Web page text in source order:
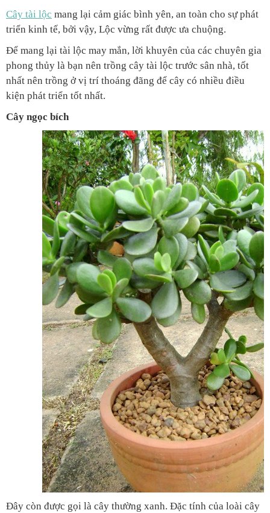
Cây tài lộc mang lại cảm giác bình yên, an toàn cho sự phát
triển kinh tế, bởi vậy, Lộc vừng rất được ưa chuộng.
Để mang lại tài lộc may mắn, lời khuyên của các chuyên gia
phong thủy là bạn nên trồng cây tài lộc trước sân nhà, tốt
nhất nên trồng ở vị trí thoáng đãng để cây có nhiều điều
kiện phát triển tốt nhất.
Cây ngọc bích
Đây còn được gọi là cây thường xanh. Đặc tính của loài cây